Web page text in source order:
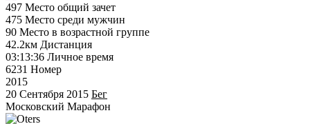
497 Место общий зачет
475 Место среди мужчин
90 Место в возрастной группе
42.2км Дистанция
03:13:36 Личное время
6231 Номер
2015
20 Сентября 2015 Бег
Московский Марафон